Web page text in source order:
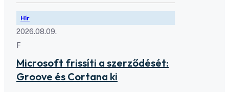
Hír
2026.08.09.
F
Microsoft frissíti a szerződését:
Groove és Cortana ki